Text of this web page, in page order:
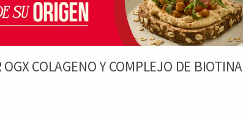
COLAGENO Y COMPLEJO DE BIOTINA